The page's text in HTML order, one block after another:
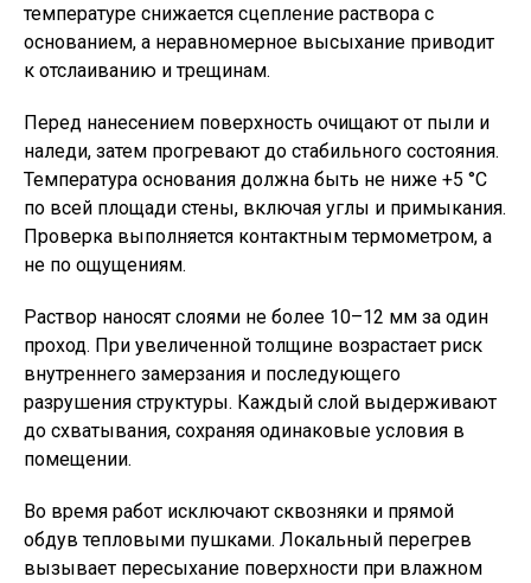
температуре снижается сцепление раствора с
основанием, а неравномерное высыхание приводит
к отслаиванию и трещинам.
Перед нанесением поверхность очищают от пыли и
наледи, затем прогревают до стабильного состояния.
Температура основания должна быть не ниже +5 °C
по всей площади стены, включая углы и примыкания.
Проверка выполняется контактным термометром, а
не по ощущениям.
Раствор наносят слоями не более 10–12 мм за один
проход. При увеличенной толщине возрастает риск
внутреннего замерзания и последующего
разрушения структуры. Каждый слой выдерживают
до схватывания, сохраняя одинаковые условия в
помещении.
Во время работ исключают сквозняки и прямой
обдув тепловыми пушками. Локальный перегрев
вызывает пересыхание поверхности при влажном